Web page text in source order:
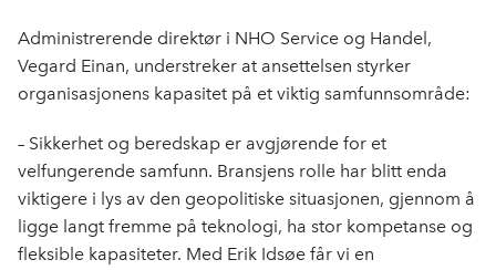
e
b
k
k
e
o
Administrerende direktør i NHO Service og Handel,
Vegard Einan, understreker at ansettelsen styrker
organisasjonens kapasitet på et viktig samfunnsområde:
– Sikkerhet og beredskap er avgjørende for et
velfungerende samfunn. Bransjens rolle har blitt enda
viktigere i lys av den geopolitiske situasjonen, gjennom å
ligge langt fremme på teknologi, ha stor kompetanse og
fleksible kapasiteter. Med Erik Idsøe får vi en